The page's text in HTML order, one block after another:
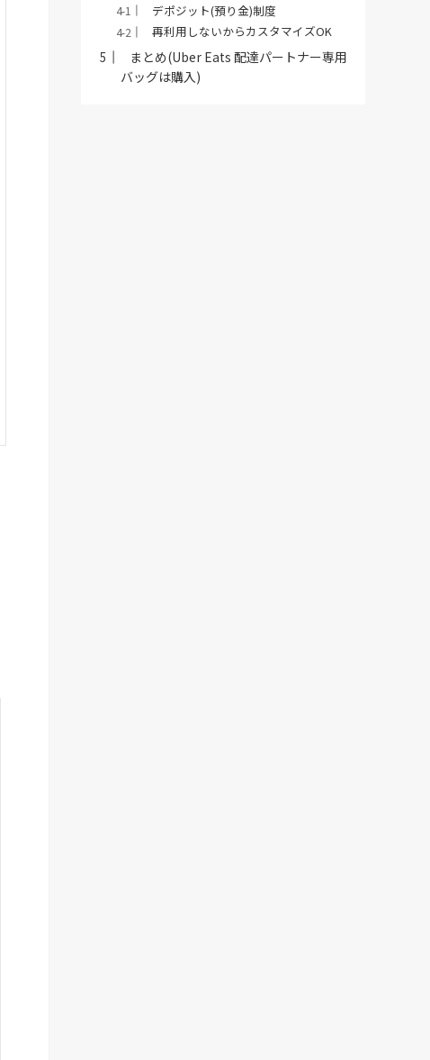
デポジット(預り金)制度
再利用しないからカスタマイズOK
まとめ(Uber Eats 配達パートナー専用
バッグは購入)